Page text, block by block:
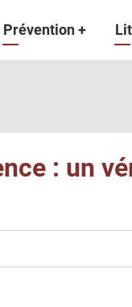
Prévention+
: un